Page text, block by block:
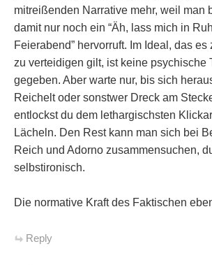
mitreißenden Narrative mehr, weil man
damit nur noch ein “Äh, lass mich in
Feierabend” hervorruft. Im Ideal, das es
zu verteidigen gilt, ist keine psychische
gegeben. Aber warte nur, bis sich
Reichelt oder sonstwer Dreck am
entlockst du dem lethargischsten
Lächeln. Den Rest kann man sich bei
Reich und Adorno zusammensuchen,
selbstironisch.
Die normative Kraft des Faktischen
Reply